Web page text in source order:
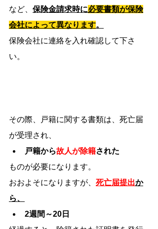
など、 保険金請求時に必要書類が保険
会社によって異なります。
保険会社に連絡を入れ確認して下さ
い。
その際、戸籍に関する書類は、死亡届
が受理され、
戸籍から故人が除籍された
ものが必要になります。
おおよそになりますが、 死亡届提出か
ら、
2週間～20日